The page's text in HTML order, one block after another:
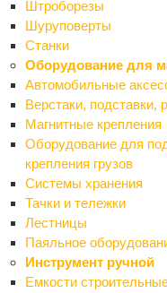
Штроборезы
Шуруповерты
Станки
Оборудование для
Автомобильные
Верстаки, подставки,
Магнитные крепления
Оборудование для
крепления грузов
Системы хранения
Тачки и тележки
Лестницы
Паяльное
Инструмент ручной
Емкости